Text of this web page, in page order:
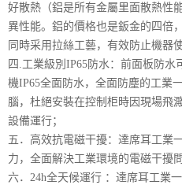
好散熱（鋁是所有金屬里面散熱性
異性能。鋁的價格也是鈑金的四倍
同時采用拉絲工藝，有效防止機器
四.工業級別IP65防水：前面板防
機IP65全面防水，全面防塵的工業
腦，杜絕安裝在控制柜時因現場飛
設備運行；
五．高效抗電磁干擾：達席耳工業
力，全面解決工業環境的電磁干擾
六．24h全天候運行 ：達席耳工業